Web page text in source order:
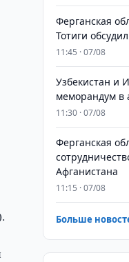
Ферганская
Тотиги
11:45 · 07/08
Узбекистан и
меморандум в
11:30 · 07/08
Ферганская
Афганистана
11:15 · 07/08
Больше